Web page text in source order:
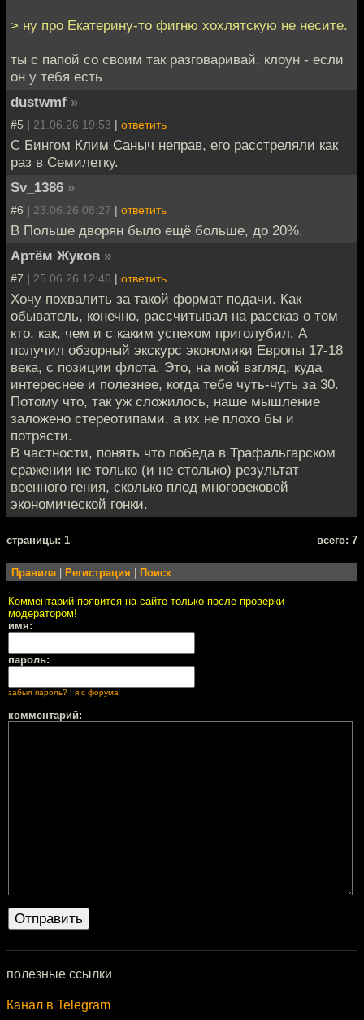
> ну про Екатерину-то фигню хохлятскую не несите.
ты с папой со своим так разговаривай, клоун - если
он у тебя есть
dustwmf »
#5 | 21.06.26 19:53 | ответить
С Бингом Клим Саныч неправ, его расстреляли как
раз в Семилетку.
Sv_1386 »
#6 | 23.06.26 08:27 | ответить
В Польше дворян было ещё больше, до 20%.
Артём Жуков »
#7 | 25.06.26 12:46 | ответить
Хочу похвалить за такой формат подачи. Как
обыватель, конечно, рассчитывал на рассказ о том
кто, как, чем и с каким успехом приголубил. А
получил обзорный экскурс экономики Европы 17-18
века, с позиции флота. Это, на мой взгляд, куда
интереснее и полезнее, когда тебе чуть-чуть за 30.
Потому что, так уж сложилось, наше мышление
заложено стереотипами, а их не плохо бы и
потрясти.
В частности, понять что победа в Трафальгарском
сражении не только (и не столько) результат
военного гения, сколько плод многовековой
экономической гонки.
cтраницы: 1 всего: 7
Правила Регистрация Поиск
Комментарий появится на сайте только после проверки
модератором!
имя:
пароль:
забыл пароль? | я с форума
комментарий:
полезные ссылки
Канал в Telegram